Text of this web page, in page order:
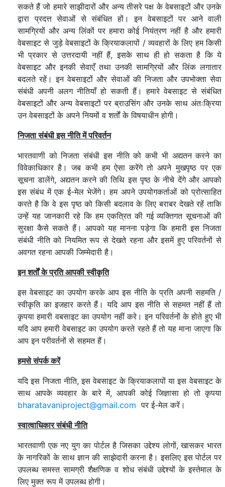
सकते हैं जो हमारे साझीदारों और अन्य तीसरे पक्ष के वेबसाइटों और उनके
द्वारा प्रदत्त सेवाओं से संबंधित हों। इन वेबसाइटों पर आने वाली
सामग्रियों और अन्य लिंकों पर हमारा कोई नियंत्रण नहीं है और हमारी
वेबसाइट से जुड़े वेबसाइटों के क्रियाकलापों / व्यवहारों के लिए हम किसी
भी प्रकार से उत्तरदायी नहीं हैं, इसके साथ ही हो सकता है कि ये
वेबसाइट और इनकी सेवाएँ तथा उनकी सामग्रियों और लिंक लगातार
बदलते रहें। इन वेबसाइटों और सेवाओं की निजता और उपभोक्ता सेवा
संबंधी अपनी अलग नीतियाँ हो सकती हैं। हमारे वेबसाइट से संबंधित
वेबसाइटों और अन्य वेबसाइटों पर ब्राउसिंग और उनके साथ अंतःक्रिया
उन वेबसाइटों के अपने नियमों व शर्तों के विषयाधीन होगी।
निजता संबंधी इस नीति में परिवर्तन
भारतवाणी को निजता संबंधी इस नीति को कभी भी अद्यतन करने का
विवेकाधिकार है। जब कभी हम ऐसा करेंगे तो अपने मुखपृष्ठ पर एक
सूचना डालेंगे, अद्यतन करने की तिथि इस पृष्ठ के नीचे देंगे और आपको
इस संबंध में एक ई-मेल भेजेंगे। हम अपने उपयोगकर्ताओं को प्रोत्साहित
करते है कि वे इस पृष्ठ को किसी बदलाव के लिए बराबर देखते रहें ताकि
उन्हें यह जानकारी रहे कि हम एकत्रित की गई व्यक्तिगत सूचनाओं की
सुरक्षा कैसे सकते हैं। आपको यह मानना पड़ेगा कि हमारी इस निजता
संबंधी नीति को नियमित रूप से देखते रहना और इसमें हुए परिवर्तनों से
अवगत रहना आपकी जिम्मेदारी है।
इन शर्तों के प्रति आपकी स्वीकृति
इस वेबसाइट का उपयोग करके आप इस नीति के प्रति अपनी सहमति /
स्वीकृति का इजहार करते हैं। यदि आप इस नीति से सहमत नहीं हैं तो
कृपया हमारी वबसाइट का उपयोग नहीं करे। इन परिवर्तनों के होते हुए भी
यदि आप हमारी वेबसाइट का उपयोग करते रहते हैं तो यह माना जाएगा कि
आप इन परीवर्तनों से सहमत हैं।
हमसे संपर्क करें
यदि इस निजता नीति, इस वेबसाइट के क्रियाकलापों या इस वेबसाइट के
साथ आपके व्यवहार के बारे में, आपकी कोई जिज्ञासा हो तो कृपया
bharatavaniproject@gmail.com पर ई-मेल करें।
स्वात्वाधिकार संबंधी नीति
भारतवाणी एक नए युग का पोर्टल है जिसका उद्देश्य लोगों, खासकर भारत
के नागरिकों के साथ ज्ञान की साझेदारी करना है। इसलिए इस पोर्टल पर
उपलब्ध समस्त सामग्री शैक्षणिक व शोध संबंधी उद्देश्यों के इस्तेमाल के
लिए मुक्त रूप में उपलब्ध होगी।